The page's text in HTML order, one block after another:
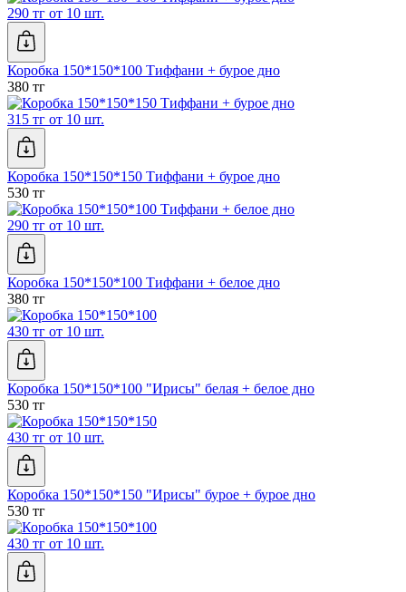
290 тг от 10 шт.
Коробка 150*150*100 Тиффани + бурое дно
380 тг
315 тг от 10 шт.
Коробка 150*150*150 Тиффани + бурое дно
530 тг
290 тг от 10 шт.
Коробка 150*150*100 Тиффани + белое дно
380 тг
430 тг от 10 шт.
Коробка 150*150*100 "Ирисы" белая + белое дно
530 тг
430 тг от 10 шт.
Коробка 150*150*150 "Ирисы" бурое + бурое дно
530 тг
430 тг от 10 шт.